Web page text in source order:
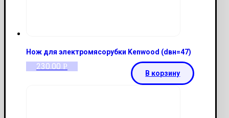
Нож для электромясорубки Kenwood (dвн=47)
230.00 Р
В корзину